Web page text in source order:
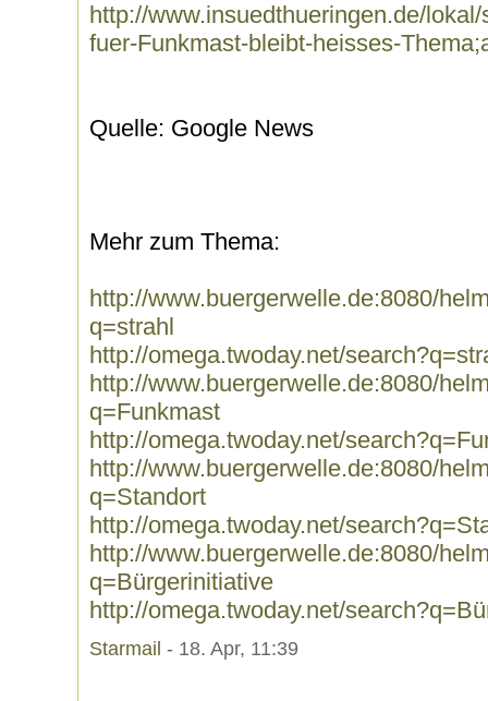
http://www.insuedthueringen.de/
fuer-Funkmast-bleibt-heisses-
Quelle: Google News
Mehr zum Thema:
http://www.buergerwelle.de:8080/
q=strahl
http://omega.twoday.net/
http://www.buergerwelle.de:8080/
q=Funkmast
http://omega.twoday.net/
http://www.buergerwelle.de:8080/
q=Standort
http://omega.twoday.net/
http://www.buergerwelle.de:8080/
q=Bürgerinitiative
http://omega.twoday.net/
Starmail - 18. Apr, 11:39